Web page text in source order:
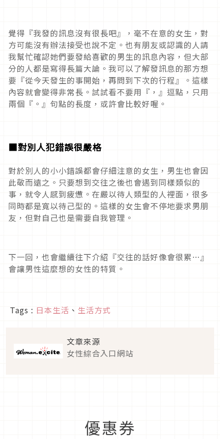
覺得『我發的訊息沒有很長吧』，毫不在意的女生，對
方可能沒有辦法接受也說不定。也有朋友或認識的人請
我幫忙確認她們要發給喜歡的男生的訊息內容，但大部
分的人都是寫得長篇大論。我可以了解發訊息的那方想
要『從今天發生的事開始，再問到下次的行程』。這樣
內容就會變得非常長。試試看不要用『，』逗點，只用
兩個『。』句點的長度，或許會比較好喔。
■對別人犯錯誤很嚴格
對於別人的小小錯誤都會仔細注意的女生，男生也會因
此敬而遠之。只要想到交往之後也會遇到同樣類似的
事，就令人感到疲憊。在嚴以待人類型的人裡面，很多
同時都是寬以待己型的。這樣的女生會不停地要求男朋
友，但對自己也是需要自我管理。
下一回，也會繼續往下介紹『交往的話好像會很累…』
會讓男性這麼想的女性的特質。
Tags : 日本生活 、 生活方式
文章來源
女性綜合入口網站
優惠券